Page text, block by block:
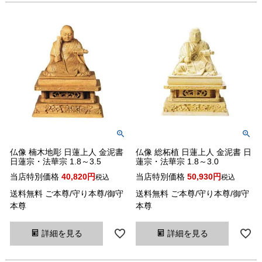
仏像 楠木地彫 日蓮上人 金泥書
日蓮宗・法華宗 1.8～3.5
当店特別価格 40,820 税込
送料無料 ご本尊/守り本尊/御守
本尊
詳細を見る
仏像 総柘植 日蓮上人 金泥書 日
蓮宗・法華宗 1.8～3.0
当店特別価格 50,930 税込
送料無料 ご本尊/守り本尊/御守
本尊
詳細を見る